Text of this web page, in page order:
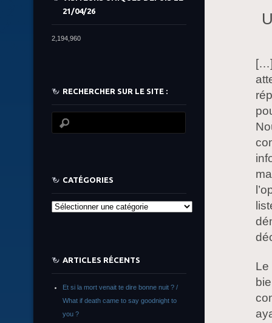
[…]
Le
21/04/26
2,194,960
RECHERCHER SUR LE SITE :
CATÉGORIES
Catégories
ARTICLES RÉCENTS
Et si la mort venait te dire bonne nuit ? /
What if death came to say goodnight to
you ?